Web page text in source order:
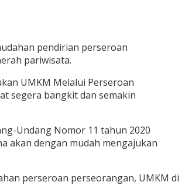
pendirian perseroan
pariwisata.
UMKM Melalui Perseroan
segera bangkit dan semakin
Undang Nomor 11 tahun 2020
akan dengan mudah mengajukan
perseroan perseorangan, UMKM di